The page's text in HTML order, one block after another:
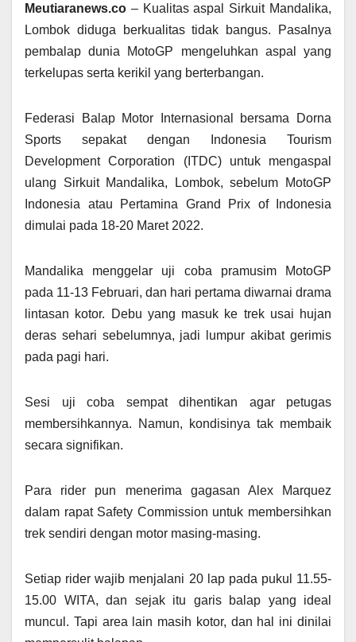
Meutiaranews.co – Kualitas aspal Sirkuit Mandalika,
Lombok diduga berkualitas tidak bangus. Pasalnya
pembalap dunia MotoGP mengeluhkan aspal yang
terkelupas serta kerikil yang berterbangan.
Federasi Balap Motor Internasional bersama Dorna
Sports sepakat dengan Indonesia Tourism
Development Corporation (ITDC) untuk mengaspal
ulang Sirkuit Mandalika, Lombok, sebelum MotoGP
Indonesia atau Pertamina Grand Prix of Indonesia
dimulai pada 18-20 Maret 2022.
Mandalika menggelar uji coba pramusim MotoGP
pada 11-13 Februari, dan hari pertama diwarnai drama
lintasan kotor. Debu yang masuk ke trek usai hujan
deras sehari sebelumnya, jadi lumpur akibat gerimis
pada pagi hari.
Sesi uji coba sempat dihentikan agar petugas
membersihkannya. Namun, kondisinya tak membaik
secara signifikan.
Para rider pun menerima gagasan Alex Marquez
dalam rapat Safety Commission untuk membersihkan
trek sendiri dengan motor masing-masing.
Setiap rider wajib menjalani 20 lap pada pukul 11.55-
15.00 WITA, dan sejak itu garis balap yang ideal
muncul. Tapi area lain masih kotor, dan hal ini dinilai